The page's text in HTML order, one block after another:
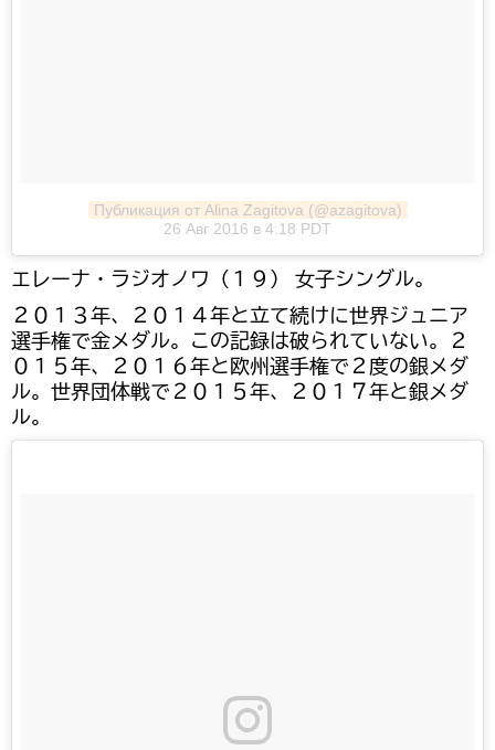
Публикация от Alina Zagitova (@azagitova)
26 Авг 2016 в 4:18 PDT
エレーナ・ラジオノワ（１９） 女子シングル。
２０１３年、２０１４年と立て続けに世界ジュニア
選手権で金メダル。この記録は破られていない。２
０１５年、２０１６年と欧州選手権で２度の銀メダ
ル。世界団体戦で２０１５年、２０１７年と銀メダ
ル。